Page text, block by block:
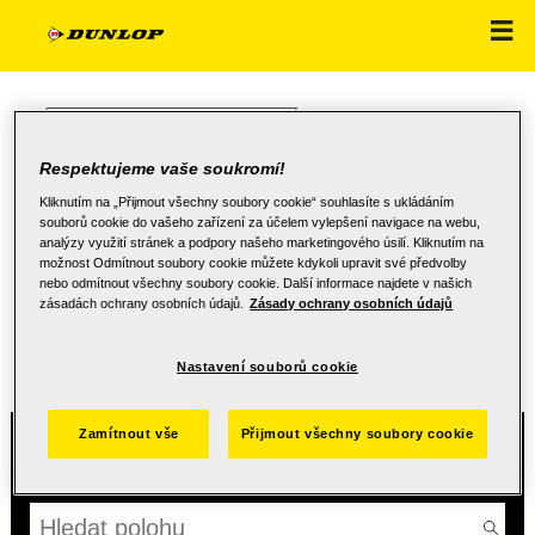
NAJDĚTE SVÉHO PRODEJCE
Respektujeme vaše soukromí!
Kliknutím na „Přijmout všechny soubory cookie“ souhlasíte s ukládáním
souborů cookie do vašeho zařízení za účelem vylepšení navigace na webu,
analýzy využití stránek a podpory našeho marketingového úsilí. Kliknutím na
možnost Odmítnout soubory cookie můžete kdykoli upravit své předvolby
nebo odmítnout všechny soubory cookie. Další informace najdete v našich
zásadách ochrany osobních údajů. Zásady ochrany osobních údajů
Nastavení souborů cookie
Zamítnout vše Přijmout všechny soubory cookie